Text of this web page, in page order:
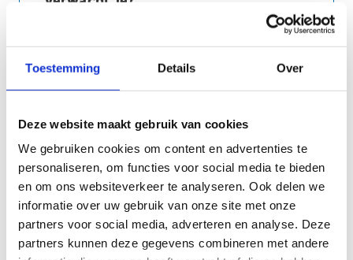
Toestemming Details Over
Deze website maakt gebruik van cookies
We gebruiken cookies om content en advertenties te
personaliseren, om functies voor social media te bieden
en om ons websiteverkeer te analyseren. Ook delen we
informatie over uw gebruik van onze site met onze
partners voor social media, adverteren en analyse. Deze
partners kunnen deze gegevens combineren met andere
Keuze van leslokaal
Heb jij een voorkeur voor één van onze
leslokalen?
Geen voorkeur
Leslokaal 1: 8 x 8 meter
Leslokaal 2: 8 x 5 meter + 4 x 4 meter